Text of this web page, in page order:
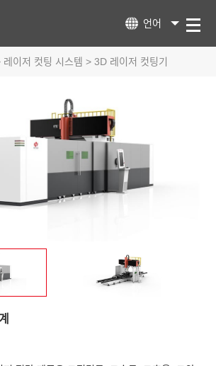
언어
레이저 컷팅 시스템 >3D 레이저 컷팅기